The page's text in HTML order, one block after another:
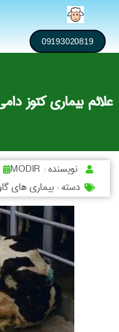
09193020819
علائم بیماری کتوز
نویسنده :
دسته :بیماری های